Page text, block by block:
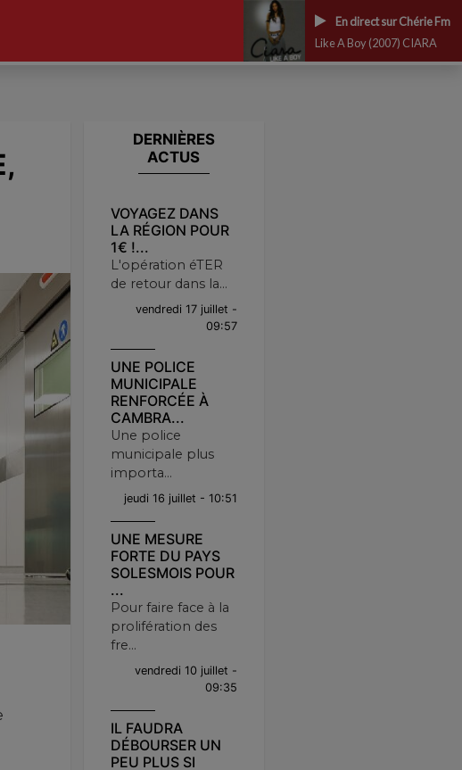
En direct sur Chérie Fm
Like A Boy (2007) CIARA
DERNIÈRES
ACTUS
VOYAGEZ DANS
LA RÉGION POUR
1€ !...
L'opération éTER
de retour dans la...
vendredi 17 juillet -
09:57
UNE POLICE
MUNICIPALE
RENFORCÉE À
CAMBRA...
Une police
municipale plus
importa...
jeudi 16 juillet - 10:51
UNE MESURE
FORTE DU PAYS
SOLESMOIS POUR
...
Pour faire face à la
prolifération des
fre...
vendredi 10 juillet -
09:35
IL FAUDRA
DÉBOURSER UN
PEU PLUS SI